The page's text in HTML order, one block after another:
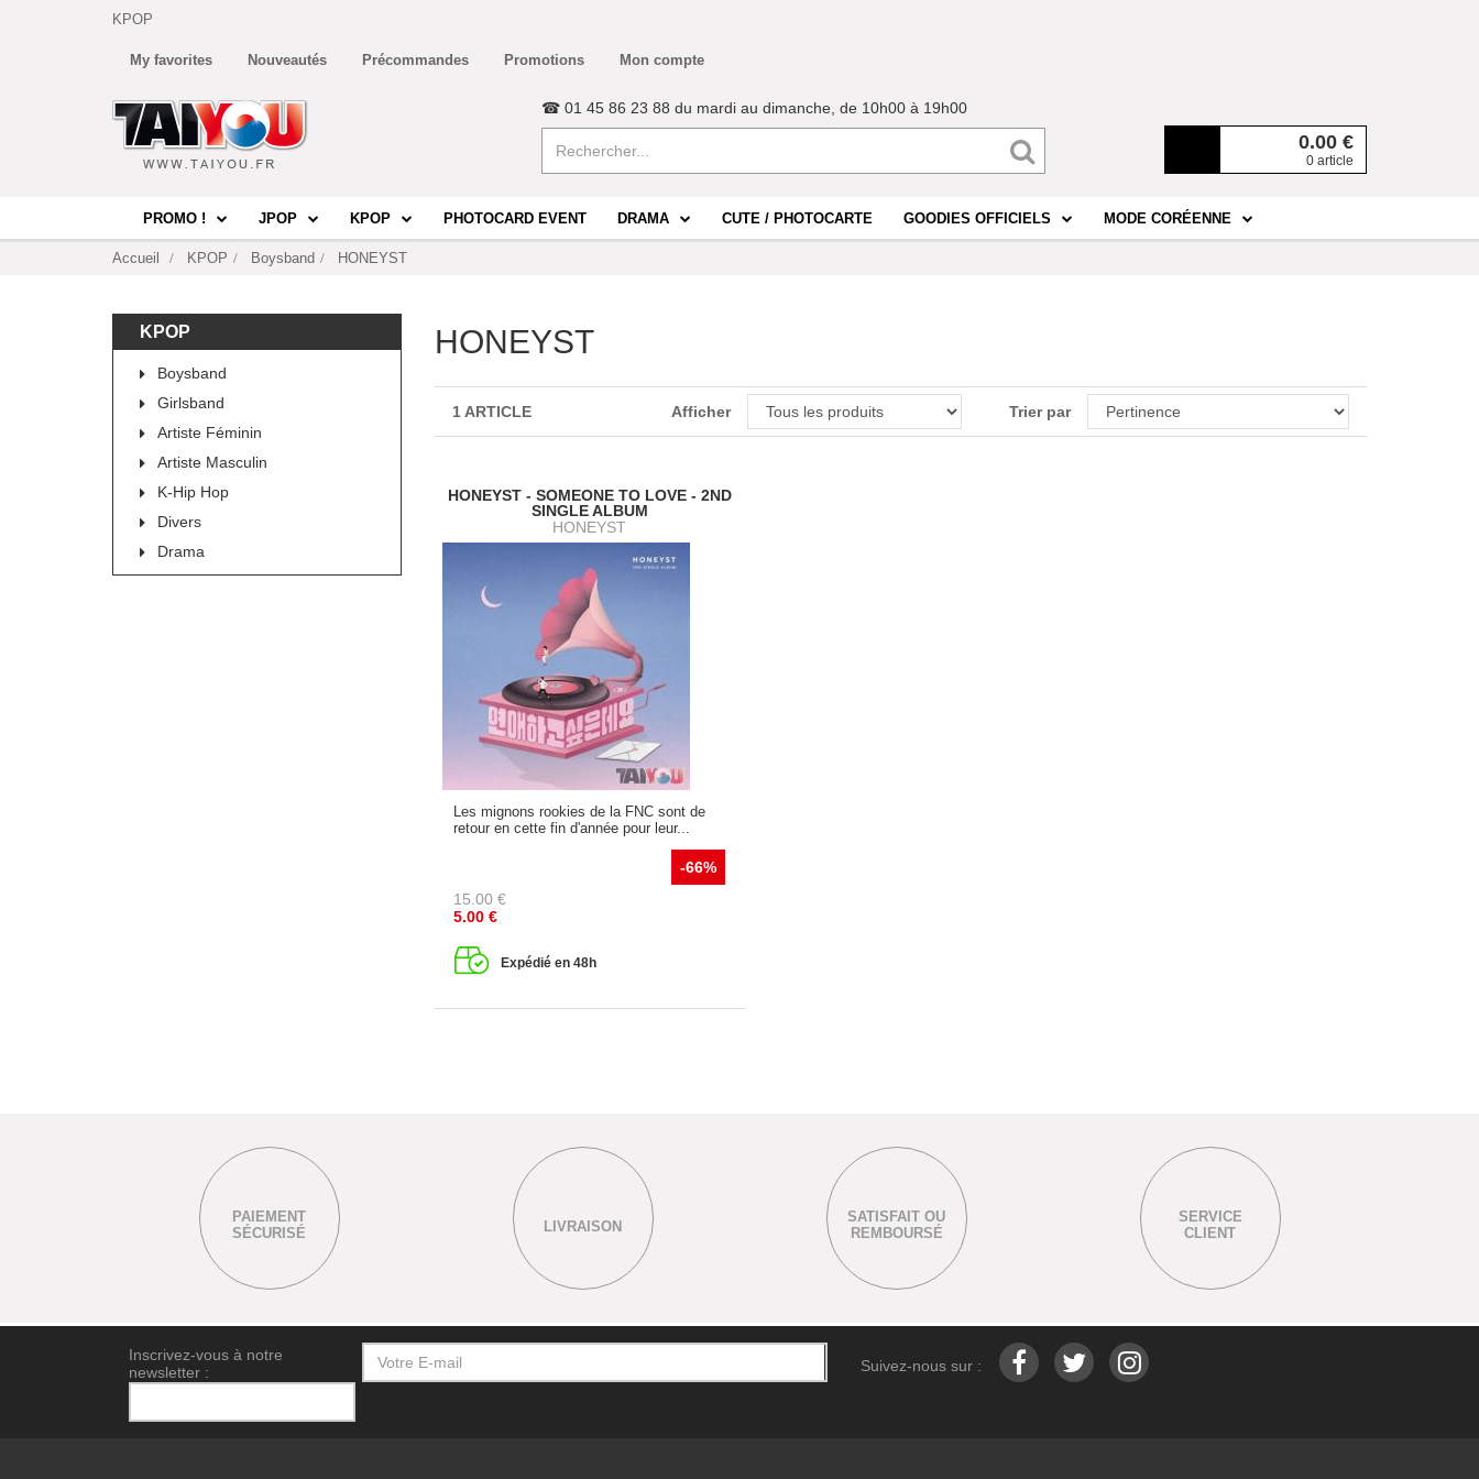
KPOP
My favorites Nouveautés Précommandes Promotions Mon compte
0.00 €
0 article
☎ 01 45 86 23 88 du mardi au dimanche, de 10h00 à 19h00
PROMO ! JPOP KPOP PHOTOCARD EVENT DRAMA CUTE / PHOTOCARTE GOODIES OFFICIELS MODE CORÉENNE
Accueil KPOP Boysband HONEYST
KPOP
Boysband
Girlsband
Artiste Féminin
Artiste Masculin
K-Hip Hop
Divers
Drama
HONEYST
1 ARTICLE Afficher Trier par
HONEYST - SOMEONE TO LOVE - 2ND
SINGLE ALBUM
HONEYST
Les mignons rookies de la FNC sont de
retour en cette fin d'année pour leur...
-66%
15.00 €
5.00 €
Expédié en 48h
PAIEMENT
SÉCURISÉ
LIVRAISON
SATISFAIT OU
REMBOURSÉ
SERVICE
CLIENT
Inscrivez-vous à notre
newsletter :
Suivez-nous sur :